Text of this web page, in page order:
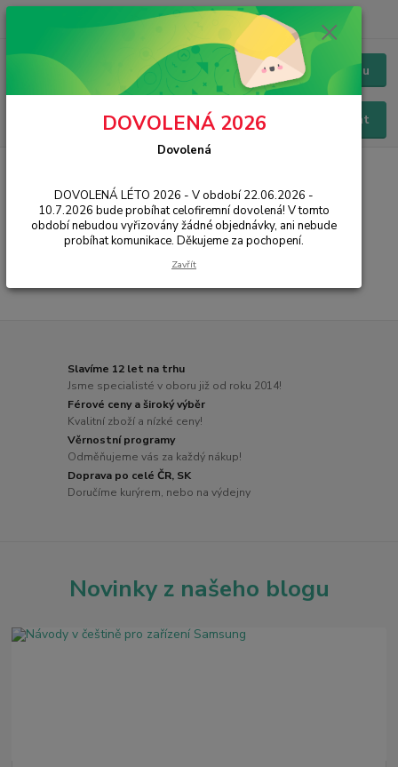
Menu
Hledat
Chat / Online podpora - 24/7
Baseus
Slavíme 12 let na trhu
Jsme specialisté v oboru již od roku 2014!
Férové ceny a široký výběr
Kvalitní zboží a nízké ceny!
Věrnostní programy
Odměňujeme vás za každý nákup!
Doprava po celé ČR, SK
Doručíme kurýrem, nebo na výdejny
Novinky z našeho blogu
DOVOLENÁ 2026
Dovolená
DOVOLENÁ LÉTO 2026 - V období 22.06.2026 -
10.7.2026 bude probíhat celofiremní dovolená! V tomto
období nebudou vyřizovány žádné objednávky, ani nebude
probíhat komunikace. Děkujeme za pochopení.
Zavřít